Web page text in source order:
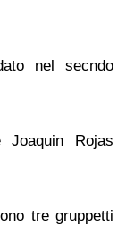
nel secndo
Rojas
tre gruppetti